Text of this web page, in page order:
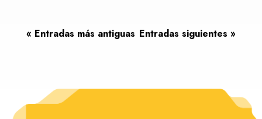
« Entradas más antiguas Entradas siguientes »